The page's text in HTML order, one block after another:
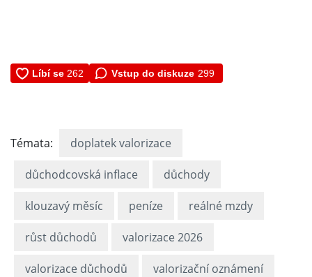
Vstup do diskuze 299
Témata: doplatek valorizace
důchodcovská inflace důchody
klouzavý měsíc peníze reálné mzdy
růst důchodů valorizace 2026
valorizace důchodů valorizační oznámení